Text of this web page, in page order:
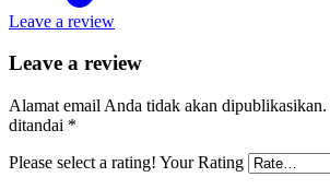
Leave a review
Leave a review
Alamat email Anda tidak akan dipublikasikan.
ditandai *
Please select a rating! Your Rating